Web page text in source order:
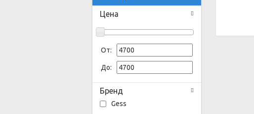
Цена
От:
До:
Бренд
Gess